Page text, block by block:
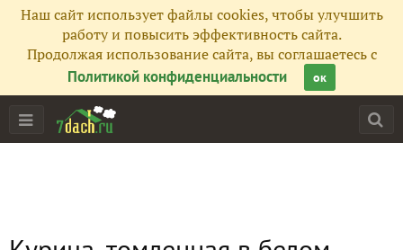
Наш сайт использует файлы cookies, чтобы улучшить
работу и повысить эффективность сайта.
Продолжая использование сайта, вы соглашаетесь с
Политикой конфиденциальности
ок